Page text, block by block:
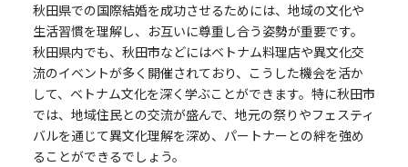
秋田県での国際結婚を成功させるためには、地域の文化や
生活習慣を理解し、お互いに尊重し合う姿勢が重要です。
秋田県内でも、秋田市などにはベトナム料理店や異文化交
流のイベントが多く開催されており、こうした機会を活か
して、ベトナム文化を深く学ぶことができます。特に秋田市
では、地域住民との交流が盛んで、地元の祭りやフェスティ
バルを通じて異文化理解を深め、パートナーとの絆を強め
ることができるでしょう。